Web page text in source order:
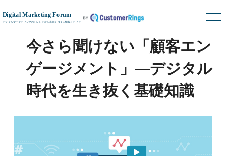
今さら聞けない「顧客エン
ゲージメント」―デジタル
時代を生き抜く基礎知識